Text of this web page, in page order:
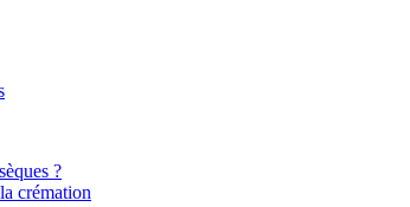
?
crémation